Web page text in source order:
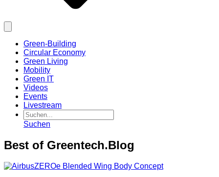
Green-Building
Circular Economy
Green Living
Mobility
Green IT
Videos
Events
Livestream
Suchen
Best of Greentech.Blog